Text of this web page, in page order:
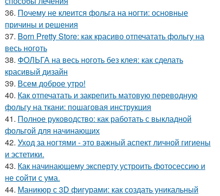
36. Почему не клеится фольга на ногти: основные
причины и решения
37. Born Pretty Store: как красиво отпечатать фольгу на
весь ноготь
38. ФОЛЬГА на весь ноготь без клея: как сделать
красивый дизайн
39. Всем доброе утро!
40. Как отпечатать и закрепить матовую переводную
фольгу на ткани: пошаговая инструкция
41. Полное руководство: как работать с выкладной
фольгой для начинающих
42. Уход за ногтями - это важный аспект личной гигиены
и эстетики.
43. Как начинающему эксперту устроить фотосессию и
не сойти с ума.
44. Маникюр с 3D фигурами: как создать уникальный